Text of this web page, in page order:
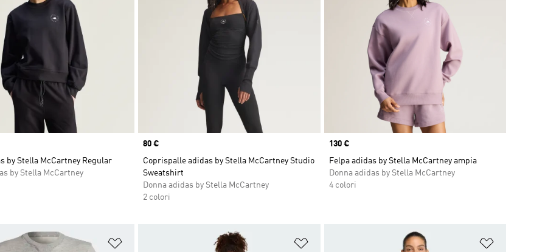
by Stella McCartney Regular
by Stella McCartney
Price
80 €
Coprispalle adidas by Stella McCartney Studio
Sweatshirt
Donna adidas by Stella McCartney
2 colori
Price
130 €
Felpa adidas by Stella McCartney ampia
Donna adidas by Stella McCartney
4 colori
dei desideri Aggiungi alla lista dei desideri Aggiungi alla lista dei desideri